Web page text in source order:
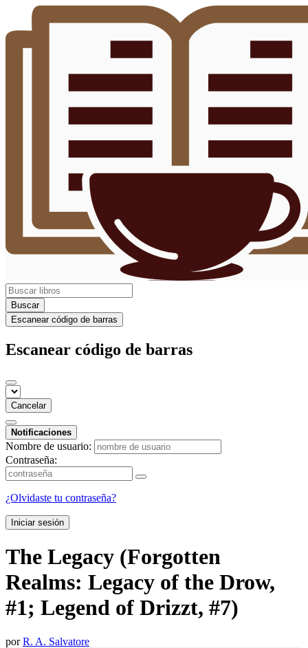
Buscar
Escanear código de barras
Escanear código de barras
Cancelar
Notificaciones
Nombre de usuario:
Contraseña:
¿Olvidaste tu contraseña?
Iniciar sesión
The Legacy (Forgotten
Realms: Legacy of the Drow,
#1; Legend of Drizzt, #7)
porR. A. Salvatore